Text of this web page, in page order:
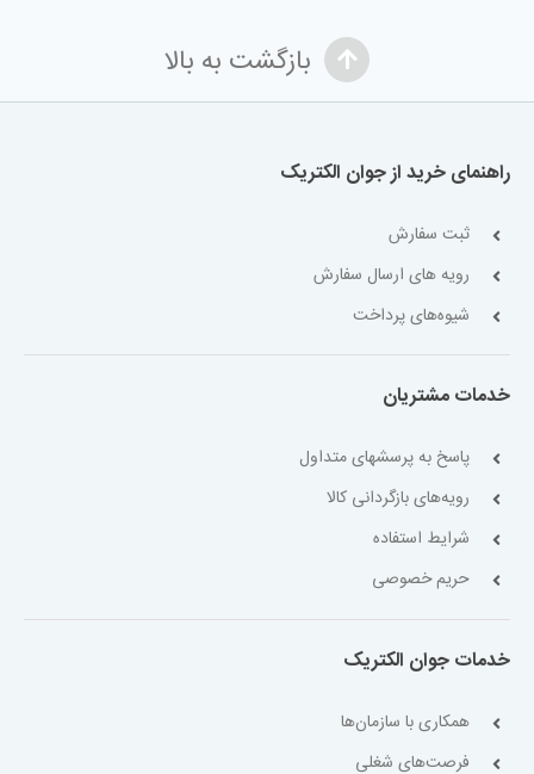
بازگشت به بالا
راهنمای خرید از جوان الکتریک
ثبت سفارش
رویه های ارسال سفارش
شیوه‌های پرداخت
خدمات مشتریان
پاسخ به پرسشهای متداول
رویه‌های بازگردانی کالا
شرایط استفاده
حریم خصوصی
خدمات جوان الکتریک
همکاری با سازمان‌ها
فرصت‌های شغلی